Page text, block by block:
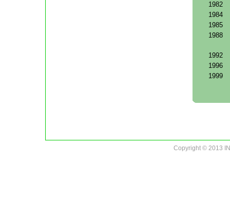
1982
1984
1985
1988
1992
1996
1999
Copyright © 2013